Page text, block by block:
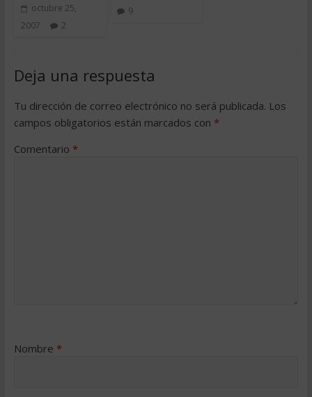
octubre 25,
2007
2
9
Deja una respuesta
Tu dirección de correo electrónico no será publicada. Los
campos obligatorios están marcados con *
Comentario *
Nombre *